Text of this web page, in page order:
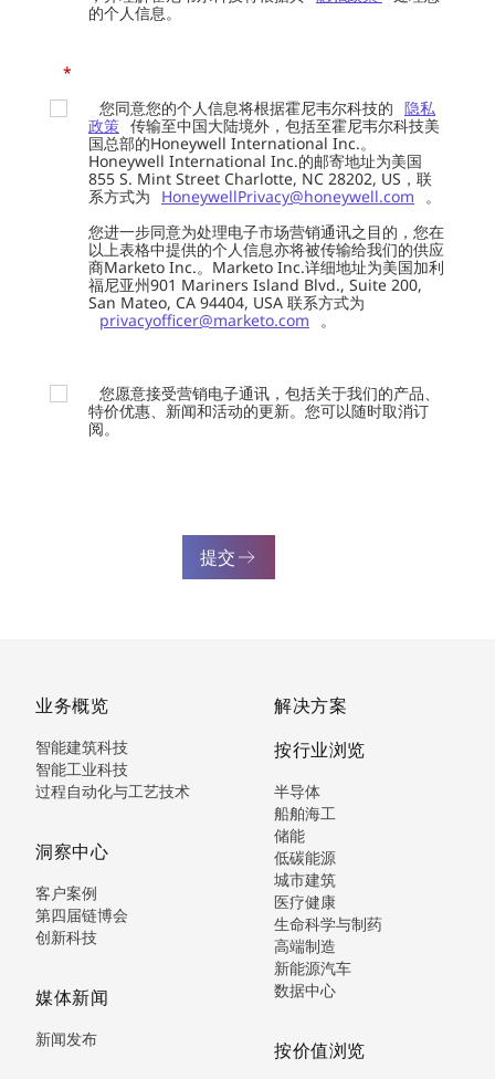
的个人信息。
*
您同意您的个人信息将根据霍尼韦尔科技的 隐私
政策 传输至中国大陆境外，包括至霍尼韦尔科技美
国总部的Honeywell International Inc.。
Honeywell International Inc.的邮寄地址为美国
855 S. Mint Street Charlotte, NC 28202, US，联
系方式为
HoneywellPrivacy@honeywell.com
。
您进一步同意为处理电子市场营销通讯之目的，您在
以上表格中提供的个人信息亦将被传输给我们的供应
商Marketo Inc.。Marketo Inc.详细地址为美国加利
福尼亚州901 Mariners Island Blvd., Suite 200,
San Mateo, CA 94404, USA 联系方式为
privacyofficer@marketo.com
。
您愿意接受营销电子通讯，包括关于我们的产品、
特价优惠、新闻和活动的更新。您可以随时取消订
阅。
提交
业务概览
智能建筑科技
智能工业科技
过程自动化与工艺技术
洞察中心
客户案例
第四届链博会
创新科技
媒体新闻
新闻发布
解决方案
按行业浏览
半导体
船舶海工
储能
低碳能源
城市建筑
医疗健康
生命科学与制药
高端制造
新能源汽车
数据中心
按价值浏览